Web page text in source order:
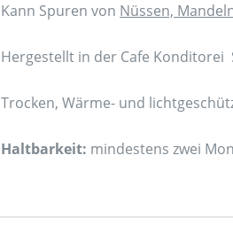
Kann Spuren von Nüssen,
Hergestellt in der Cafe Konditorei
Trocken, Wärme- und
Haltbarkeit: mindestens zwei